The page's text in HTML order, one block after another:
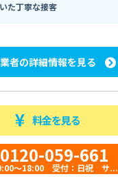
た丁寧な接客
者の詳細情報を見る
料金を見る
0120-059-661
〜18:00 受付：日祝 サ...